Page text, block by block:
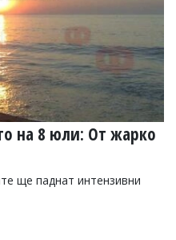
на 8 юли: От жарко
ще паднат интензивни